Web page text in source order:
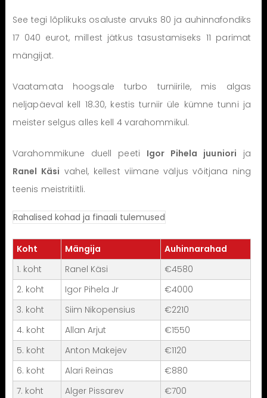
See tegi lõplikuks osaluste arvuks 80 ja auhinnafondiks
17 040 eurot, millest jätkus tasustamiseks 11 parimat
mängijat.
Vaatamata hoogsale turbo turniirile, mis algas
neljapäeval kell 18.30, kestis turniir üle kümne tunni ja
meister selgus alles kell 4 varahommikul.
Varahommikune duell peeti Igor Pihela juuniori ja
Ranel Käsi vahel, kellest viimane väljus võitjana ning
teenis meistritiitli.
Rahalised kohad ja finaali tulemused
Koht Mängija
Auhinnarahad
1. koht
Ranel Käsi
€4580
2. koht
Igor Pihela Jr
€4000
3. koht
Siim Nikopensius
€2210
4. koht
Allan Arjut
€1550
5. koht
Anton Makejev
€1120
6. koht
Alari Reinas
€880
7. koht
Alger Pissarev
€700